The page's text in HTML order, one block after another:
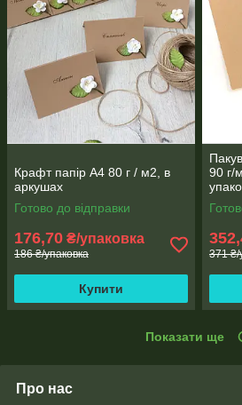
Крафт папір А4 80 г / м2, в
аркушах
Готово до відправки
176,70 ₴/упаковка
186 ₴/упаковка
Купити
90 г/
371 ₴/
Показати ще
Про нас